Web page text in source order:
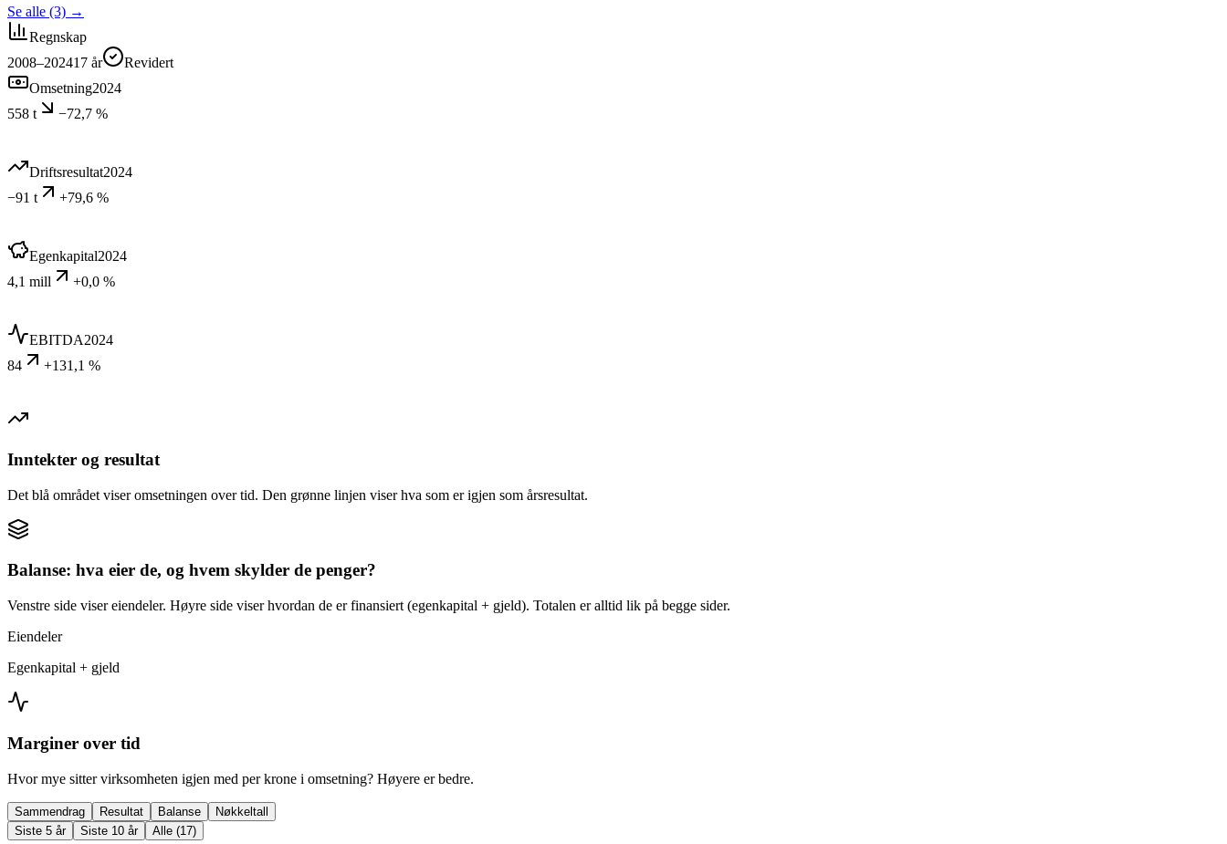
Se alle (3) →
Regnskap
2008–202417 år
Revidert
Omsetning2024
558 t
−72,7 %
Driftsresultat2024
−91 t
+79,6 %
Egenkapital2024
4,1 mill
+0,0 %
EBITDA2024
84
+131,1 %
Inntekter og resultat
Det blå området viser omsetningen over tid. Den grønne linjen viser hva som er igjen som årsresultat.
Balanse: hva eier de, og hvem skylder de penger?
Venstre side viser eiendeler. Høyre side viser hvordan de er finansiert (egenkapital + gjeld). Totalen er alltid lik på begge sider.
Eiendeler
Egenkapital + gjeld
Marginer over tid
Hvor mye sitter virksomheten igjen med per krone i omsetning? Høyere er bedre.
Sammendrag Resultat Balanse
Nøkkeltall
Siste 5 år
Siste 10 år Alle (17)